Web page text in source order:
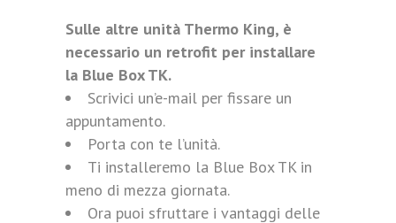
Sulle altre unità Thermo King, è
necessario un retrofit per installare
la Blue Box TK.
Scrivici un’e-mail per fissare un
appuntamento.
Porta con te l’unità.
Ti installeremo la Blue Box TK in
meno di mezza giornata.
Ora puoi sfruttare i vantaggi delle